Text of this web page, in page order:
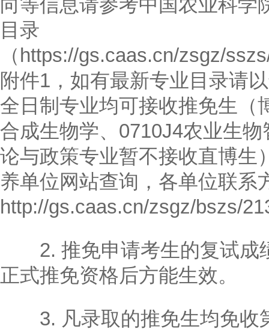
向等信息请参考中国农业科学
目录
（https://gs.caas.cn/zsgz/
附件1，如有最新专业目录请
全日制专业均可接收推免生（
合成生物学、0710J4农业生
论与政策专业暂不接收直博生
养单位网站查询，各单位联系
http://gs.caas.cn/zsgz/bszs/
2. 推免申请考生的复试成
正式推免资格后方能生效。
3. 凡录取的推免生均免收